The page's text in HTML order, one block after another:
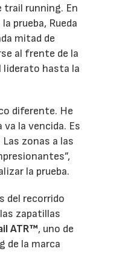
trail running. En
prueba, Rueda
mitad de
al frente de la
liderato hasta la
diferente. He
la vencida. Es
zonas a las
la prueba.
del recorrido
zapatillas
ATR™, uno de
de la marca